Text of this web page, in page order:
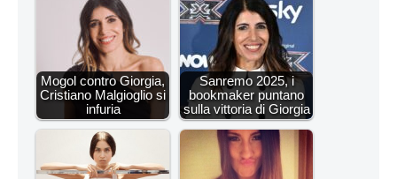
Mogol contro Giorgia,
Cristiano Malgioglio si
infuria
Sanremo 2025, i
bookmaker puntano
sulla vittoria di Giorgia